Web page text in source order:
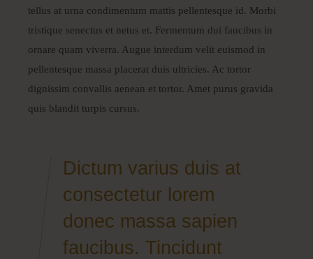
tellus at urna condimentum mattis pellentesque id. Morbi
tristique senectus et netus et. Fermentum dui faucibus in
ornare quam viverra. Augue interdum velit euismod in
pellentesque massa placerat duis ultricies. Ac tortor
dignissim convallis aenean et tortor. Amet purus gravida
quis blandit turpis cursus.
Dictum varius duis at
consectetur lorem
donec massa sapien
faucibus. Tincidunt